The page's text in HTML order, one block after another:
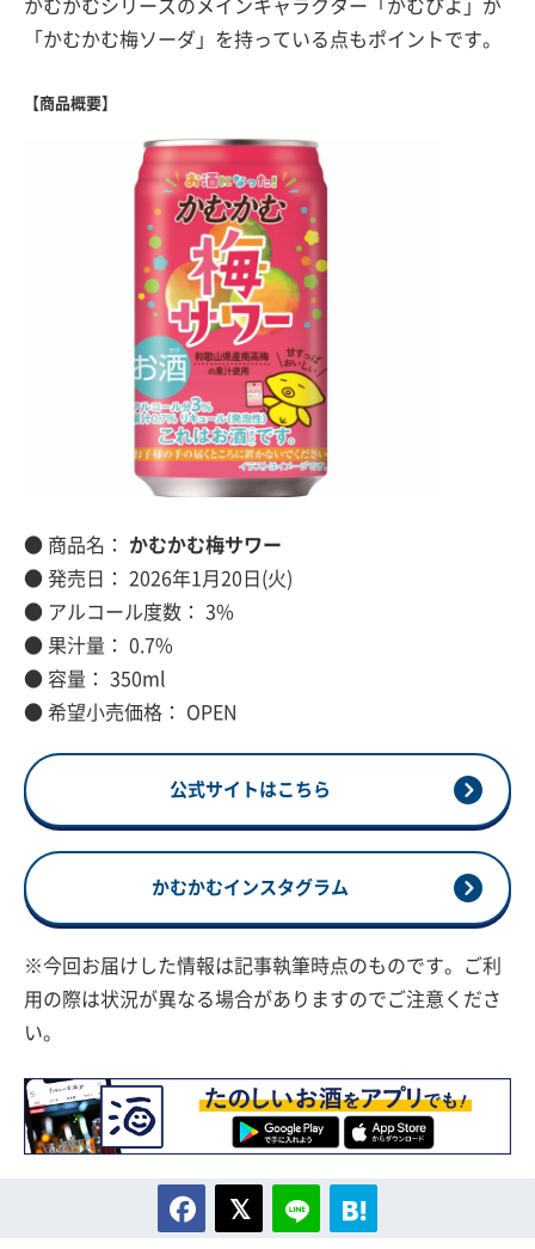
かむかむシリーズのメインキャラクター「かむぴよ」が
「かむかむ梅ソーダ」を持っている点もポイントです。
【商品概要】
● 商品名： かむかむ梅サワー
● 発売日： 2026年1月20日(火)
● アルコール度数： 3%
● 果汁量： 0.7%
● 容量： 350ml
● 希望小売価格： OPEN
公式サイトはこちら
かむかむインスタグラム
※今回お届けした情報は記事執筆時点のものです。ご利
用の際は状況が異なる場合がありますのでご注意くださ
い。